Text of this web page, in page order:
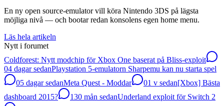
En ny open source-emulator vill köra Nintendo 3DS på lägsta
möjliga nivå — och bootar redan konsolens egen home menu.
Läs hela artikeln
Nytt i forumet
Coldforest: Nytt modchip för Xbox One baserat på Bliss-exploit
04 dagar sedanPlaystation 5-emulatorn Sharpemu kan nu starta spel
05 dagar sedanMeta Quest - Moddar 01 v sedan[Xbox] Bästa
dashboard 2015?
130 mån sedanUnderland exploit för Switch 2